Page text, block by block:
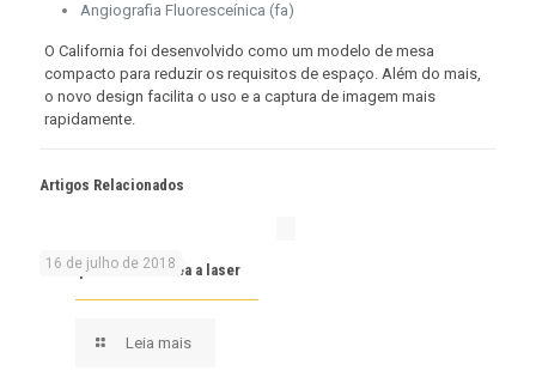
Angiografia Fluoresceínica (fa)
O California foi desenvolvido como um modelo de mesa
compacto para reduzir os requisitos de espaço. Além do mais,
o novo design facilita o uso e a captura de imagem mais
rapidamente.
Artigos Relacionados
16 de julho de 2018
Transplante de córnea a laser
Leia mais